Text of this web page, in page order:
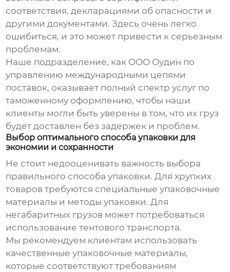
соответствия, декларациями об опасности и
другими документами. Здесь очень легко
ошибиться, и это может привести к серьезным
проблемам.
Наше подразделение, как ООО Оудин по
управлению международными цепями
поставок, оказывает полный спектр услуг по
таможенному оформлению, чтобы наши
клиенты могли быть уверены в том, что их груз
будет доставлен без задержек и проблем.
Выбор оптимального способа упаковки для
экономии и сохранности
Не стоит недооценивать важность выбора
правильного способа упаковки. Для хрупких
товаров требуются специальные упаковочные
материалы и методы упаковки. Для
негабаритных грузов может потребоваться
использование тентового транспорта.
Мы рекомендуем клиентам использовать
качественные упаковочные материалы,
которые соответствуют требованиям